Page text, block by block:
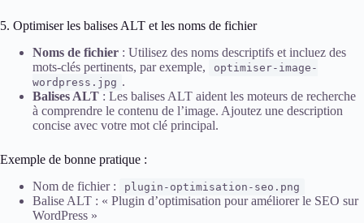
5. Optimiser les balises ALT et les noms de fichier
Noms de fichier : Utilisez des noms descriptifs et incluez des
mots-clés pertinents, par exemple,
optimiser-image-
wordpress.jpg .
Balises ALT : Les balises ALT aident les moteurs de recherche
à comprendre le contenu de l’image. Ajoutez une description
concise avec votre mot clé principal.
Exemple de bonne pratique :
Nom de fichier :
plugin-optimisation-seo.png
Balise ALT : « Plugin d’optimisation pour améliorer le SEO sur
WordPress »